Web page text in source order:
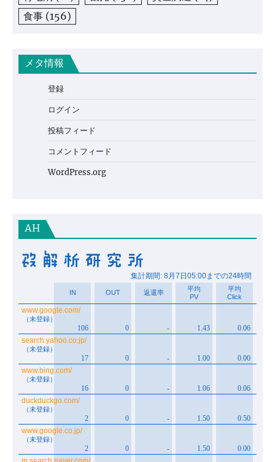
食事 (156)
メタ情報
登録
ログイン
投稿フィード
コメントフィード
WordPress.org
AH